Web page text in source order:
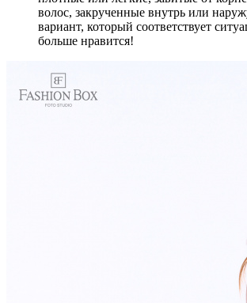
волос, закрученные внутрь или
вариант, который соответствует
больше нравится!